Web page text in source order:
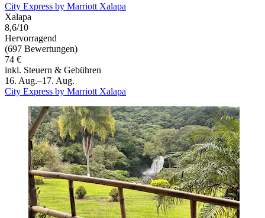
City Express by Marriott Xalapa
Xalapa
8,6/10
Hervorragend
(697 Bewertungen)
74 €
inkl. Steuern & Gebühren
16. Aug.–17. Aug.
City Express by Marriott Xalapa